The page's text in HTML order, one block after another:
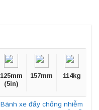
125mm
(5in)
157mm 114kg
Bánh xe đẩy chống nhiễm